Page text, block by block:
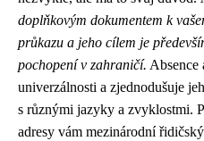
doplňkovým dokumentem k
průkazu a jeho cílem je
pochopení v zahraničí. Absence
univerzálnosti a zjednodušuje
s různými jazyky a zvyklostmi.
adresy vám mezinárodní